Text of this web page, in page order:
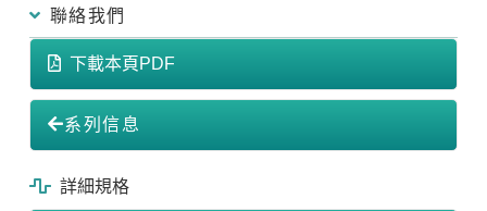
聯絡我們
下載本頁PDF
系列信息
詳細規格